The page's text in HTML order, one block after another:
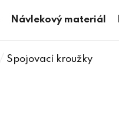
Návlekový materiál
Spojovací kroužky